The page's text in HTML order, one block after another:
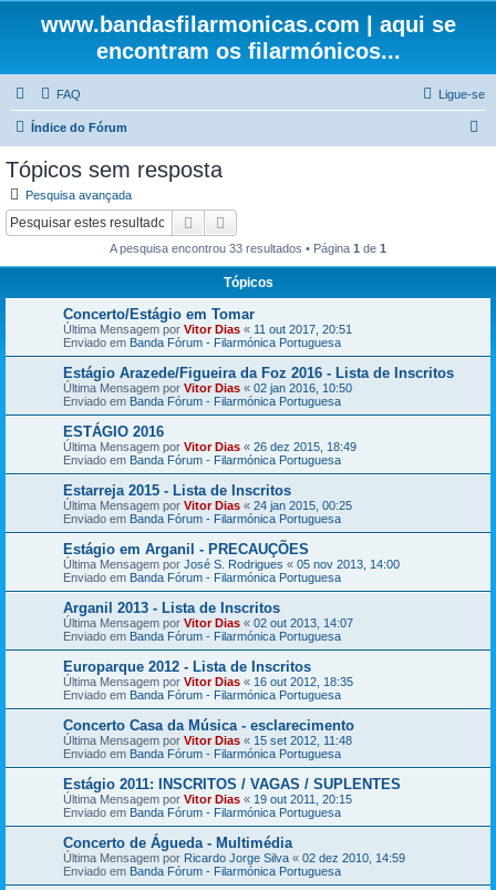
www.bandasfilarmonicas.com | aqui se
encontram os filarmónicos...
FAQ Ligue-se
Índice do Fórum
Tópicos sem resposta
Pesquisa avançada
Pesquisar
A pesquisa encontrou 33 resultados • Página 1 de 1
Tópicos
Concerto/Estágio em Tomar
Última Mensagem por Vitor Dias « 11 out 2017, 20:51
Enviado em Banda Fórum - Filarmónica Portuguesa
Estágio Arazede/Figueira da Foz 2016 - Lista de Inscritos
Última Mensagem por Vitor Dias « 02 jan 2016, 10:50
Enviado em Banda Fórum - Filarmónica Portuguesa
ESTÁGIO 2016
Última Mensagem por Vitor Dias « 26 dez 2015, 18:49
Enviado em Banda Fórum - Filarmónica Portuguesa
Estarreja 2015 - Lista de Inscritos
Última Mensagem por Vitor Dias « 24 jan 2015, 00:25
Enviado em Banda Fórum - Filarmónica Portuguesa
Estágio em Arganil - PRECAUÇÕES
Última Mensagem por José S. Rodrigues « 05 nov 2013, 14:00
Enviado em Banda Fórum - Filarmónica Portuguesa
Arganil 2013 - Lista de Inscritos
Última Mensagem por Vitor Dias « 02 out 2013, 14:07
Enviado em Banda Fórum - Filarmónica Portuguesa
Europarque 2012 - Lista de Inscritos
Última Mensagem por Vitor Dias « 16 out 2012, 18:35
Enviado em Banda Fórum - Filarmónica Portuguesa
Concerto Casa da Música - esclarecimento
Última Mensagem por Vitor Dias « 15 set 2012, 11:48
Enviado em Banda Fórum - Filarmónica Portuguesa
Estágio 2011: INSCRITOS / VAGAS / SUPLENTES
Última Mensagem por Vitor Dias « 19 out 2011, 20:15
Enviado em Banda Fórum - Filarmónica Portuguesa
Concerto de Águeda - Multimédia
Última Mensagem por Ricardo Jorge Silva « 02 dez 2010, 14:59
Enviado em Banda Fórum - Filarmónica Portuguesa